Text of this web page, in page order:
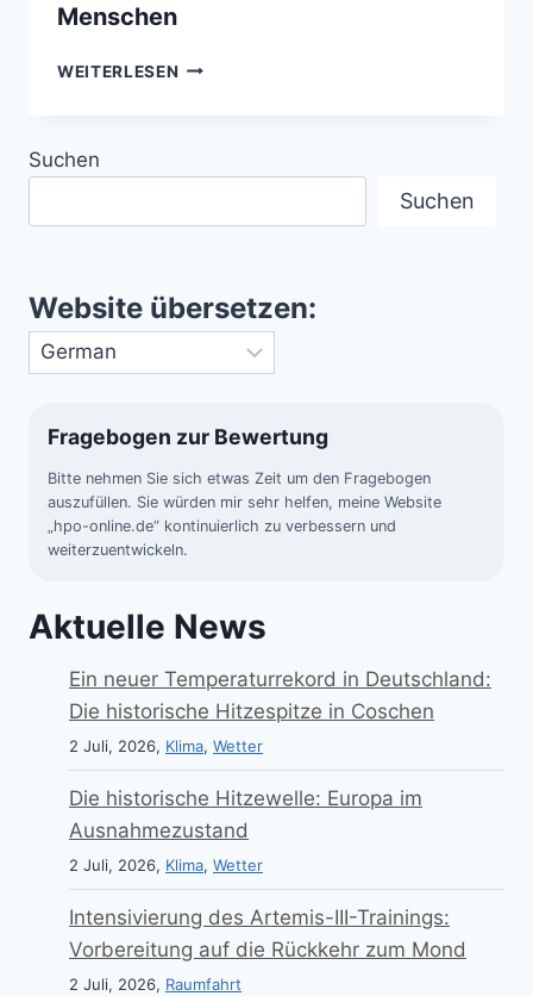
Menschen
WEITERLESEN ANTHROPOZÄN
Suchen
Suchen
Website übersetzen:
Fragebogen zur Bewertung
Bitte nehmen Sie sich etwas Zeit um den Fragebogen
auszufüllen. Sie würden mir sehr helfen, meine Website
„hpo-online.de“ kontinuierlich zu verbessern und
weiterzuentwickeln.
Aktuelle News
Ein neuer Temperaturrekord in Deutschland:
Die historische Hitzespitze in Coschen
2 Juli, 2026, Klima, Wetter
Die historische Hitzewelle: Europa im
Ausnahmezustand
2 Juli, 2026, Klima, Wetter
Intensivierung des Artemis-III-Trainings:
Vorbereitung auf die Rückkehr zum Mond
2 Juli, 2026, Raumfahrt